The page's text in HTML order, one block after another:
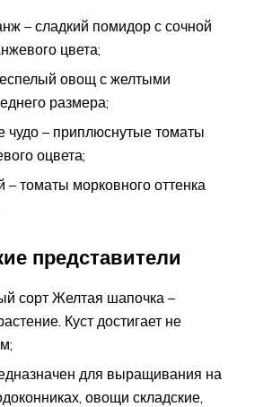
– сладкий помидор с сочной
цвета;
овощ с желтыми
размера;
чудо – приплюснутые томаты
оцвета;
томаты морковного оттенка
представители
сорт Желтая шапочка –
Куст достигает не
для выращивания на
овощи складские,